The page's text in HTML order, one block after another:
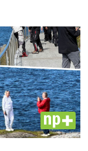
PLUS